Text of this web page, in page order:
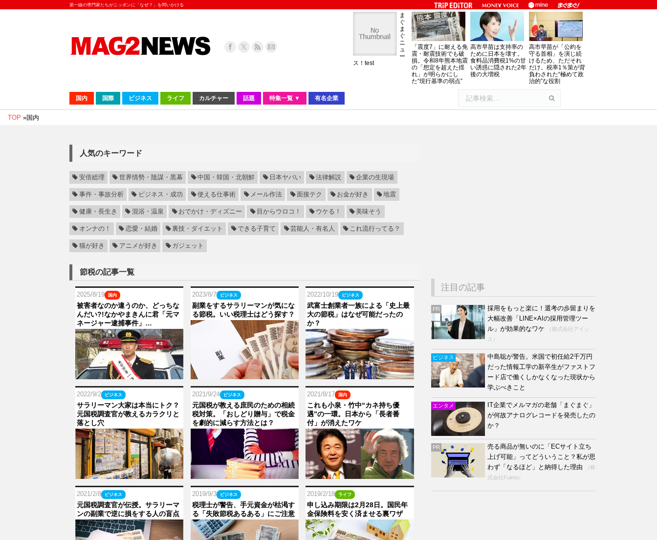
第一線の専門家たちがニッポンに「なぜ？」を問いかける
ま
ぐ
ま
ぐ
ニ
ュ
ー
ス！test
「震度7」に耐える免
震・耐震技術でも破
損。令和8年熊本地震
の「想定を超えた揺
れ」が明らかにし
た“現行基準の弱点”
高市早苗は支持率の
ために日本を壊す。
食料品消費税1%の甘
い誘惑に隠された2年
後の大増税
高市早苗が「公約を
守る首相」を演じ続
けるため、ただそれ
だけ。税率1％策が背
負わされた“極めて政
治的”な役割
国内 国際 ビジネス ライフ カルチャー 話題 特集一覧 ▼ 有名企業
TOP »国内
人気のキーワード
安倍総理 世界情勢・陰謀・黒幕 中国・韓国・北朝鮮 日本ヤバい 法律解説 企業の生現場
事件・事故分析 ビジネス・成功 使える仕事術 メール作法 面接テク お金が好き 地震
健康・長生き 混浴・温泉 おでかけ・ディズニー 目からウロコ！ ウケる！ 美味そう
オンナの！ 恋愛・結婚 裏技・ダイエット できる子育て 芸能人・有名人 これ流行ってる？
猫が好き アニメが好き ガジェット
節税の記事一覧
2025/8/19 国内
被害者なのか違うのか、どっちな
んだい?!なかやまきんに君「元マ
ネージャー逮捕事件」…
2023/8/7 ビジネス
副業をするサラリーマンが気にな
る節税。いい税理士はどう探す？
2022/10/19 ビジネス
武富士創業者一族による「史上最
大の節税」はなぜ可能だったの
か？
2022/9/2 ビジネス
サラリーマン大家は本当にトク？
元国税調査官が教えるカラクリと
落とし穴
2021/9/24 ビジネス
元国税が教える庶民のための相続
税対策。「おしどり贈与」で税金
を劇的に減らす方法とは？
2021/8/17 国内
これも小泉・竹中“カネ持ち優
遇”の一環。日本から「長者番
付」が消えたワケ
2021/2/8 ビジネス
元国税調査官が伝授。サラリーマ
ンの副業で逆に損をする人の盲点
2019/9/3 ビジネス
税理士が警告、手元資金が枯渇す
る「失敗節税あるある」にご注意
2019/2/18 ライフ
申し込み期限は2月28日。国民年
金保険料を安く済ませる裏ワザ
注目の記事
PR
採用をもっと楽に！選考の歩留まりを
大幅改善「LINE×AIの採用管理ツー
ル」が効果的なワケ
（株式会社アイシ
ス）
ビジネス
中島聡が警告。米国で初任給2千万円
だった情報工学の新卒生がファストフ
ード店で働くしかなくなった現状から
学ぶべきこと
エンタメ
IT企業でメルマガの老舗「まぐまぐ」
が何故アナログレコードを発売したの
か？
PR
売る商品が無いのに「ECサイト立ち
上げ可能」ってどういうこと？私が思
わず「なるほど」と納得した理由
（株
式会社Fulmo）